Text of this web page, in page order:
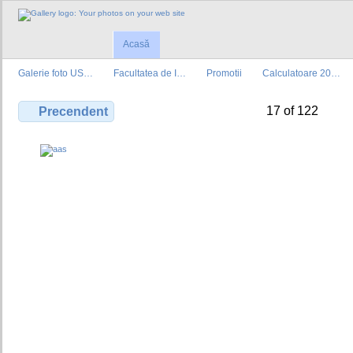
Acasă
Galerie foto US… Facultatea de I… Promotii Calculatoare 20…
Precendent 17 of 122